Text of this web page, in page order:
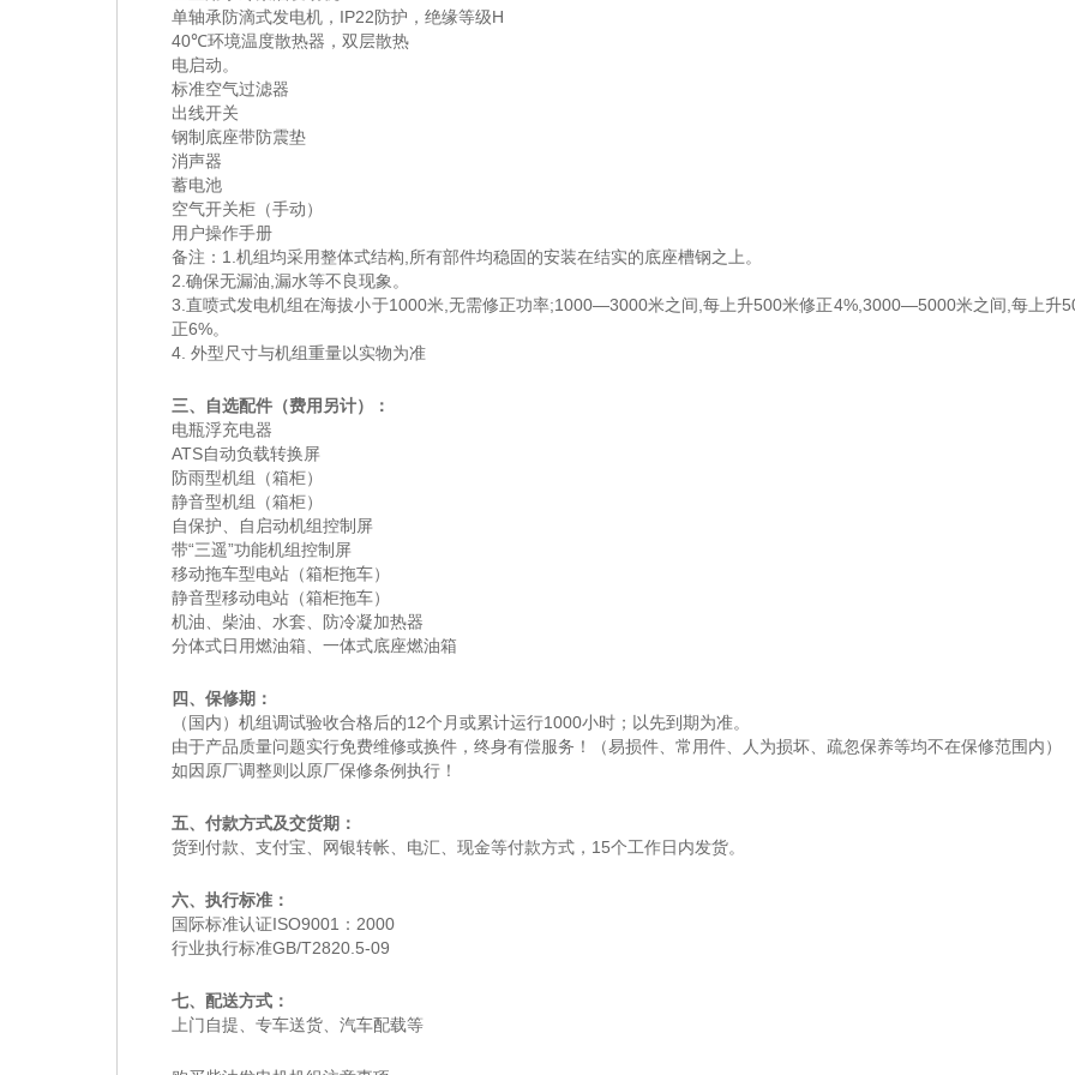
单轴承防滴式发电机，IP22防护，绝缘等级H
40℃环境温度散热器，双层散热
电启动。
标准空气过滤器
出线开关
钢制底座带防震垫
消声器
蓄电池
空气开关柜（手动）
用户操作手册
备注：1.机组均采用整体式结构,所有部件均稳固的安装在结实的底座槽钢之上。
2.确保无漏油,漏水等不良现象。
3.直喷式发电机组在海拔小于1000米,无需修正功率;1000—3000米之间,每上升500米修正4%,3000—5000米之间,每上升
正6%。
4. 外型尺寸与机组重量以实物为准
三、自选配件（费用另计）：
电瓶浮充电器
ATS自动负载转换屏
防雨型机组（箱柜）
静音型机组（箱柜）
自保护、自启动机组控制屏
带“三遥”功能机组控制屏
移动拖车型电站（箱柜拖车）
静音型移动电站（箱柜拖车）
机油、柴油、水套、防冷凝加热器
分体式日用燃油箱、一体式底座燃油箱
四、保修期：
（国内）机组调试验收合格后的12个月或累计运行1000小时；以先到期为准。
由于产品质量问题实行免费维修或换件，终身有偿服务！（易损件、常用件、人为损坏、疏忽保养等均不在保修范围内）
如因原厂调整则以原厂保修条例执行！
五、付款方式及交货期：
货到付款、支付宝、网银转帐、电汇、现金等付款方式，15个工作日内发货。
六、执行标准：
国际标准认证ISO9001：2000
行业执行标准GB/T2820.5-09
七、配送方式：
上门自提、专车送货、汽车配载等